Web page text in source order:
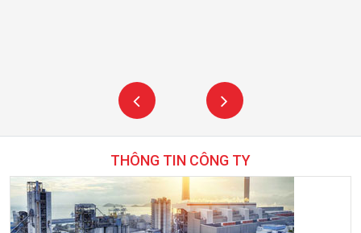
THÔNG TIN CÔNG TY